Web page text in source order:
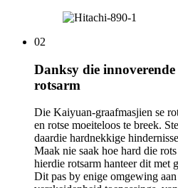
02
Danksy die
rotsarm
Die Kaiyuan-graafmasjien se
en rotse moeiteloos te breek.
daardie hardnekkige
Maak nie saak hoe hard die
hierdie rotsarm hanteer dit met
Dit pas by enige omgewing